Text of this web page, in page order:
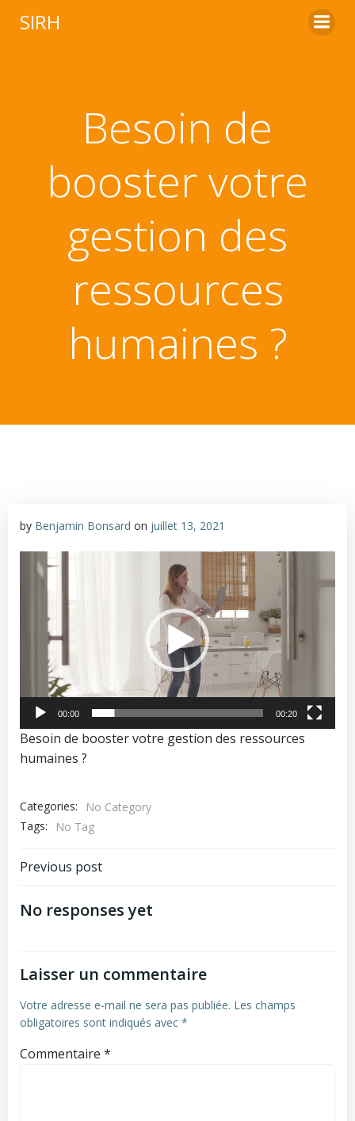
SIRH
Besoin de
booster votre
gestion des
ressources
humaines ?
by Benjamin Bonsard on juillet 13, 2021
Lecteur
vidéo
00:00 00:20
Besoin de booster votre gestion des ressources
humaines ?
Categories:
No Category
Tags:
No Tag
Navigation
de
Previous post
No responses yet
Laisser un commentaire
Votre adresse e-mail ne sera pas publiée. Les champs
obligatoires sont indiqués avec *
Commentaire *